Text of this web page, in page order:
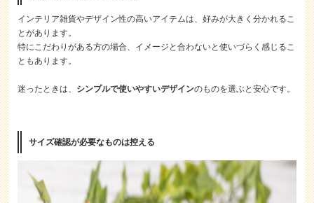
インテリア雑貨やデザイン性の高いアイテムは、好みが大きく分かれるこ
とがあります。
特にこだわりがある方の場合、イメージと合わないと使いづらく感じるこ
ともあります。
迷ったときは、 シンプルで使いやすいデザインのものを選ぶと安心です。
サイズ確認が必要なものは控える